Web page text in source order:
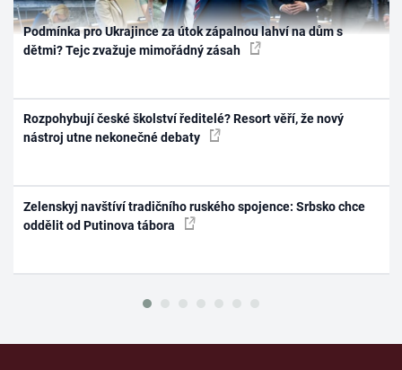
Podmínka pro Ukrajince za útok zápalnou lahví na dům s
dětmi? Tejc zvažuje mimořádný zásah
Rozpohybují české školství ředitelé? Resort věří, že nový
nástroj utne nekonečné debaty
Zelenskyj navštíví tradičního ruského spojence: Srbsko chce
oddělit od Putinova tábora